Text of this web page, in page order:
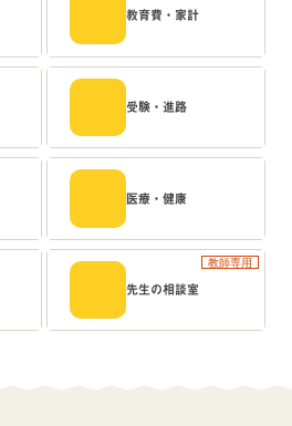
教育費・家計
受験・進路
医療・健康
教師専用
先生の相談室